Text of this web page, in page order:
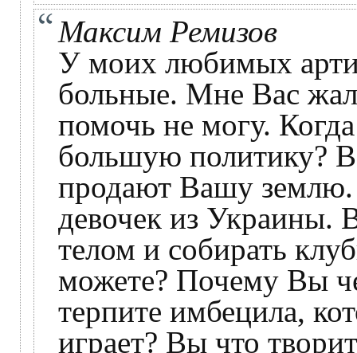
Максим Ремизов
У моих любимых
больные. Мне Вас
помочь не могу.
большую политику?
продают Вашу
девочек из Украины.
телом и собирать
можете? Почему Вы
терпите имбецила,
играет? Вы что